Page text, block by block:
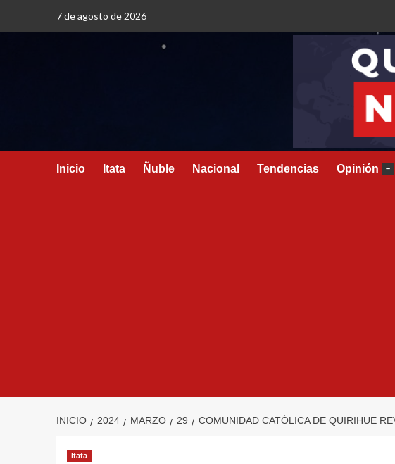
7 de agosto de 2026
Inicio Itata Ñuble Nacional Tendencias Opinión –
INICIO 2024 MARZO 29 COMUNIDAD CATÓLICA DE QUIRIHUE
Itata